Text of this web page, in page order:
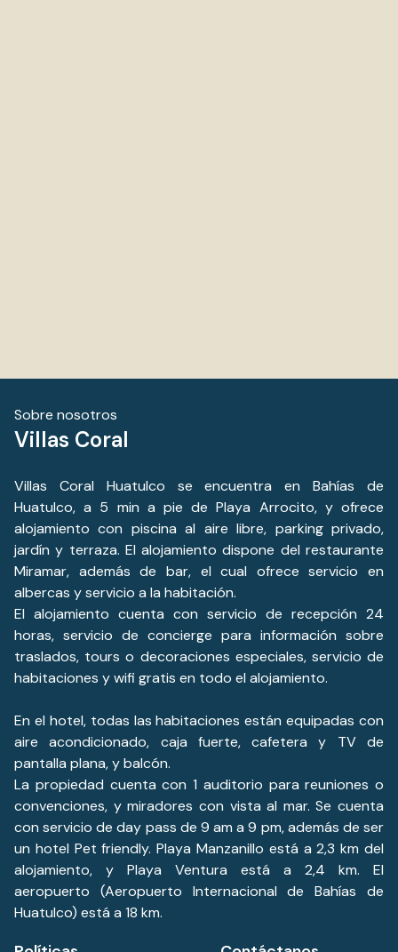
Sobre nosotros
Villas Coral
Villas Coral Huatulco se encuentra en Bahías de
Huatulco, a 5 min a pie de Playa Arrocito, y ofrece
alojamiento con piscina al aire libre, parking privado,
jardín y terraza. El alojamiento dispone del restaurante
Miramar, además de bar, el cual ofrece servicio en
albercas y servicio a la habitación.
El alojamiento cuenta con servicio de recepción 24
horas, servicio de concierge para información sobre
traslados, tours o decoraciones especiales, servicio de
habitaciones y wifi gratis en todo el alojamiento.
En el hotel, todas las habitaciones están equipadas con
aire acondicionado, caja fuerte, cafetera y TV de
pantalla plana, y balcón.
La propiedad cuenta con 1 auditorio para reuniones o
convenciones, y miradores con vista al mar. Se cuenta
con servicio de day pass de 9 am a 9 pm, además de ser
un hotel Pet friendly. Playa Manzanillo está a 2,3 km del
alojamiento, y Playa Ventura está a 2,4 km. El
aeropuerto (Aeropuerto Internacional de Bahías de
Huatulco) está a 18 km.